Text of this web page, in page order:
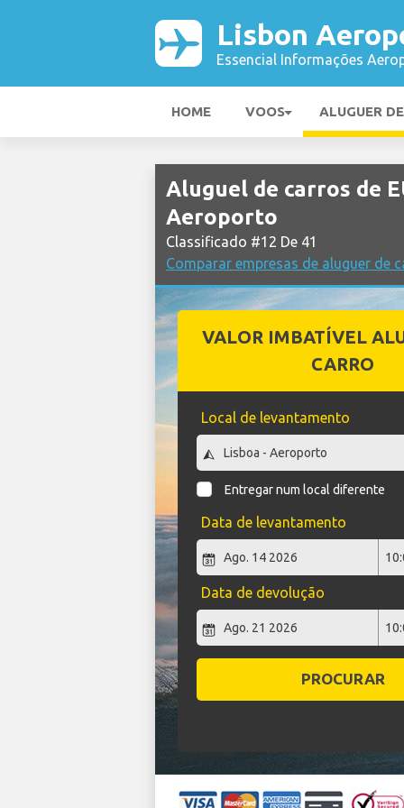
Lisbon
Essencial Informações
HOME VOOS ALUGUER
Aluguel de carros de
Aeroporto
Classificado #12 De 41
Comparar empresas de aluguer de
VALOR IMBATÍVEL
CARRO
Local de levantamento
Entregar num local diferente
Data de levantamento
Data de devolução
PROCURAR